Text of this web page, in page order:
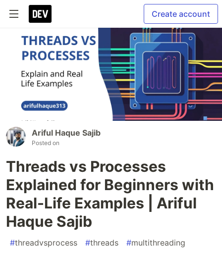
Create account
Ariful Haque Sajib
Posted on
Threads vs Processes
Explained for Beginners with
Real-Life Examples | Ariful
Haque Sajib
#threadvsprocess #threads #multithreading